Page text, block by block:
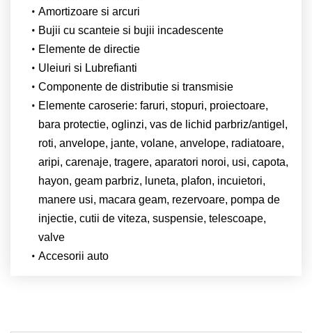
Amortizoare si arcuri
Bujii cu scanteie si bujii incadescente
Elemente de directie
Uleiuri si Lubrefianti
Componente de distributie si transmisie
Elemente caroserie: faruri, stopuri, proiectoare,
bara protectie, oglinzi, vas de lichid parbriz/antigel,
roti, anvelope, jante, volane, anvelope, radiatoare,
aripi, carenaje, tragere, aparatori noroi, usi, capota,
hayon, geam parbriz, luneta, plafon, incuietori,
manere usi, macara geam, rezervoare, pompa de
injectie, cutii de viteza, suspensie, telescoape,
valve
Accesorii auto